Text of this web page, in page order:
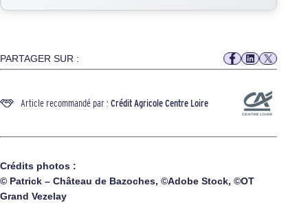
PARTAGER SUR :
Article recommandé par : Crédit Agricole Centre Loire
Crédits photos :
© Patrick – Château de Bazoches, ©Adobe Stock, ©OT
Grand Vezelay